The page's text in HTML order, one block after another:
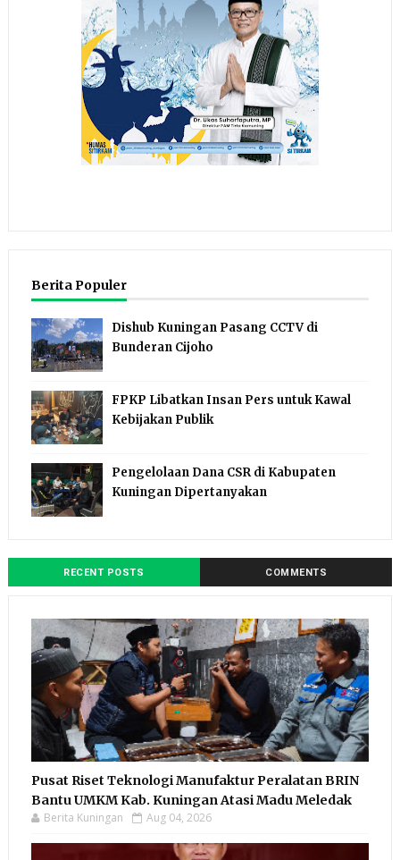
Berita Populer
Dishub Kuningan Pasang CCTV di
Bunderan Cijoho
FPKP Libatkan Insan Pers untuk Kawal
Kebijakan Publik
Pengelolaan Dana CSR di Kabupaten
Kuningan Dipertanyakan
RECENT POSTS COMMENTS
Pusat Riset Teknologi Manufaktur Peralatan BRIN
Bantu UMKM Kab. Kuningan Atasi Madu Meledak
Berita Kuningan Aug 04, 2026